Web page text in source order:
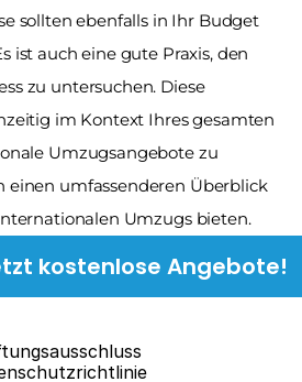
sollten ebenfalls in Ihr Budget
ist auch eine gute Praxis, den
zu untersuchen. Diese
im Kontext Ihres gesamten
Umzugsangebote zu
einen umfassenderen Überblick
Umzugs bieten.
kostenlose Angebote!